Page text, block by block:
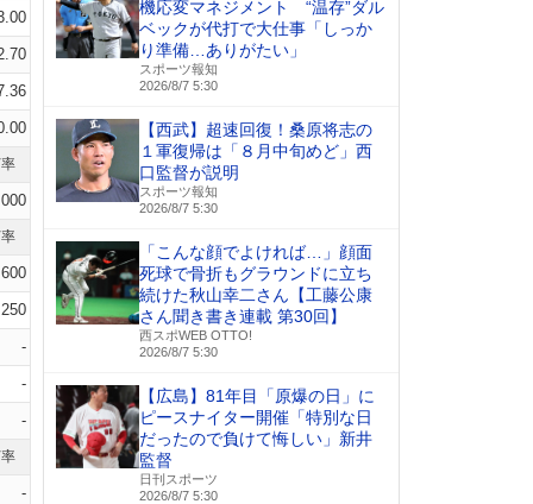
-
-
-
-
機応変マネジメント “温存”ダル
ベックが代打で大仕事「しっか
り準備…ありがたい」
スポーツ報知
2026/8/7 5:30
【西武】超速回復！桑原将志の
１軍復帰は「８月中旬めど」西
口監督が説明
スポーツ報知
2026/8/7 5:30
「こんな顔でよければ…」顔面
死球で骨折もグラウンドに立ち
続けた秋山幸二さん【工藤公康
さん聞き書き連載 第30回】
西スポWEB OTTO!
2026/8/7 5:30
【広島】81年目「原爆の日」に
ピースナイター開催「特別な日
だったので負けて悔しい」新井
監督
日刊スポーツ
2026/8/7 5:30